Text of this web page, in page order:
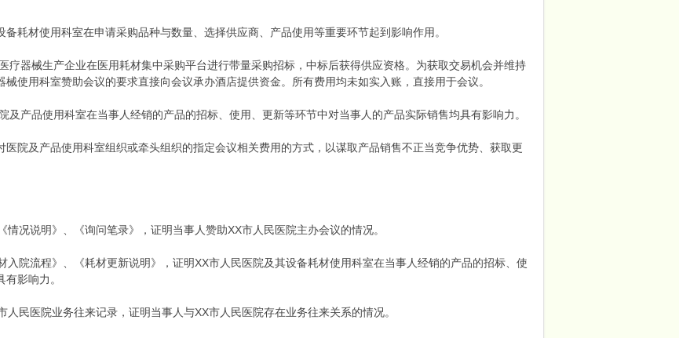
耗材使用科室在申请采购品种与数量、选择供应商、产品使用等重要环节起到影响作用。
疗器械生产企业在医用耗材集中采购平台进行带量采购招标，中标后获得供应资格。为获取交易机会并维持
使用科室赞助会议的要求直接向会议承办酒店提供资金。所有费用均未如实入账，直接用于会议。
及产品使用科室在当事人经销的产品的招标、使用、更新等环节中对当事人的产品实际销售均具有影响力。
院及产品使用科室组织或牵头组织的指定会议相关费用的方式，以谋取产品销售不正当竞争优势、获取更
况说明》、《询问笔录》，证明当事人赞助XX市人民医院主办会议的情况。
入院流程》、《耗材更新说明》，证明XX市人民医院及其设备耗材使用科室在当事人经销的产品的招标、使
影响力。
民医院业务往来记录，证明当事人与XX市人民医院存在业务往来关系的情况。